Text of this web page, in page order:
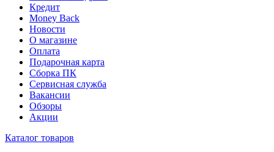
Кредит
Money Back
Новости
О магазине
Оплата
Подарочная карта
Сборка ПК
Сервисная служба
Вакансии
Обзоры
Акции
Каталог товаров